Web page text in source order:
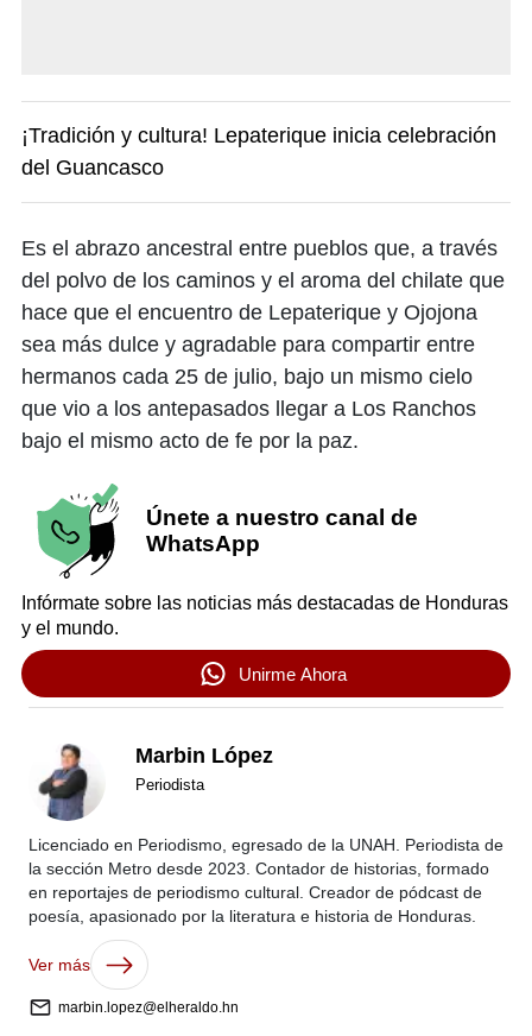
¡Tradición y cultura! Lepaterique inicia celebración
del Guancasco
Es el abrazo ancestral entre pueblos que, a través
del polvo de los caminos y el aroma del chilate que
hace que el encuentro de Lepaterique y Ojojona
sea más dulce y agradable para compartir entre
hermanos cada 25 de julio, bajo un mismo cielo
que vio a los antepasados llegar a Los Ranchos
bajo el mismo acto de fe por la paz.
Únete a nuestro canal de
WhatsApp
Infórmate sobre las noticias más destacadas de Honduras
y el mundo.
Unirme Ahora
Marbin López
Periodista
Licenciado en Periodismo, egresado de la UNAH. Periodista de
la sección Metro desde 2023. Contador de historias, formado
en reportajes de periodismo cultural. Creador de pódcast de
poesía, apasionado por la literatura e historia de Honduras.
Ver más
marbin.lopez@elheraldo.hn